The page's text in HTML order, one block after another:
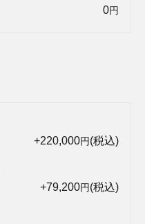
0円
+220,000円(税込)
+79,200円(税込)